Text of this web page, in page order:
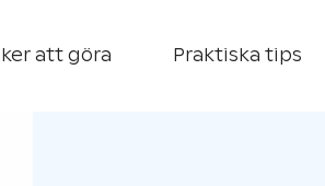
att göra Praktiska tips